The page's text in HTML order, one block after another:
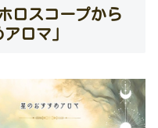
ロスコープから
ロマ」